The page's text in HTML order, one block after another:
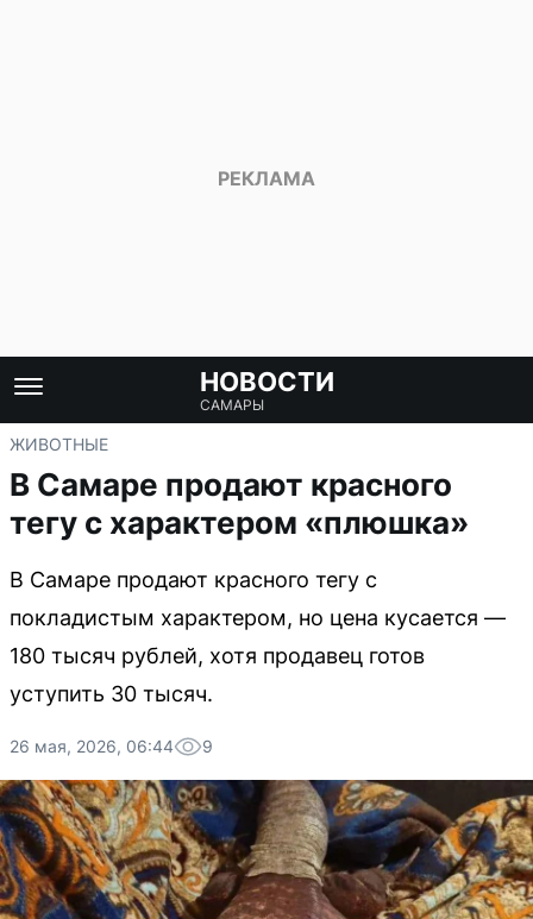
НОВОСТИ
САМАРЫ
ЖИВОТНЫЕ
В Самаре продают красного
тегу с характером «плюшка»
В Самаре продают красного тегу с
покладистым характером, но цена кусается —
180 тысяч рублей, хотя продавец готов
уступить 30 тысяч.
26 мая, 2026, 06:44 9